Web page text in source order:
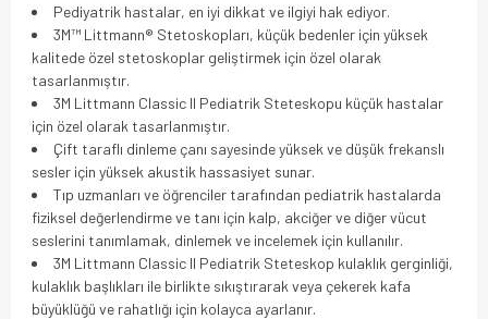
Pediyatrik hastalar, en iyi dikkat ve ilgiyi hak ediyor.
3M™ Littmann® Stetoskopları, küçük bedenler için yüksek
kalitede özel stetoskoplar geliştirmek için özel olarak
tasarlanmıştır.
3M Littmann Classic II Pediatrik Steteskopu küçük hastalar
için özel olarak tasarlanmıştır.
Çift taraflı dinleme çanı sayesinde yüksek ve düşük frekanslı
sesler için yüksek akustik hassasiyet sunar.
Tıp uzmanları ve öğrenciler tarafından pediatrik hastalarda
fiziksel değerlendirme ve tanı için kalp, akciğer ve diğer vücut
seslerini tanımlamak, dinlemek ve incelemek için kullanılır.
3M Littmann Classic II Pediatrik Steteskop kulaklık gerginliği,
kulaklık başlıkları ile birlikte sıkıştırarak veya çekerek kafa
büyüklüğü ve rahatlığı için kolayca ayarlanır.